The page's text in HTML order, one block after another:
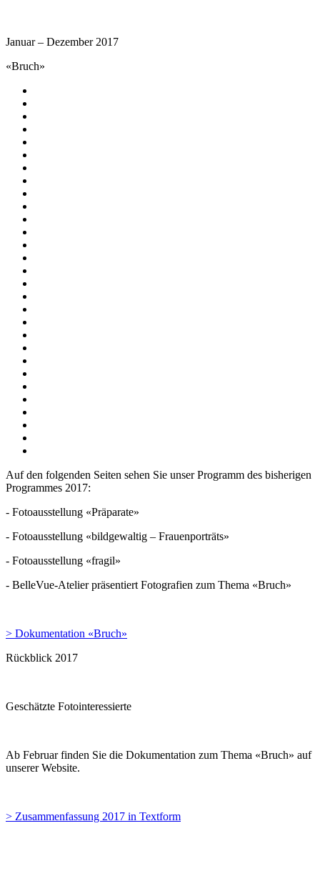
Januar – Dezember 2017
«Bruch»
Auf den folgenden Seiten sehen Sie unser Programm des bisherigen
Programmes 2017:
- Fotoausstellung «Präparate»
- Fotoausstellung «bildgewaltig – Frauenporträts»
- Fotoausstellung «fragil»
- BelleVue-Atelier präsentiert Fotografien zum Thema «Bruch»
> Dokumentation «Bruch»
Rückblick 2017
Geschätzte Fotointeressierte
Ab Februar finden Sie die Dokumentation zum Thema «Bruch» auf
unserer Website.
> Zusammenfassung 2017 in Textform